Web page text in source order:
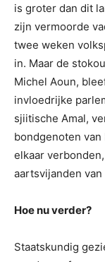
is groter dan dit
zijn vermoorde
twee weken
in. Maar de
Michel Aoun,
invloedrijke
sjiitische Amal,
bondgenoten van
elkaar
aartsvijanden van
Hoe nu verder?
Staatskundig